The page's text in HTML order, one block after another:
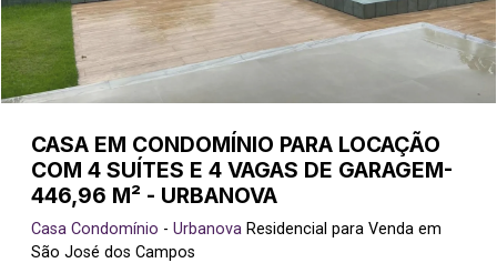
CASA EM CONDOMÍNIO PARA LOCAÇÃO
COM 4 SUÍTES E 4 VAGAS DE GARAGEM-
446,96 M² - URBANOVA
Casa Condomínio - Urbanova Residencial para Venda em
São José dos Campos